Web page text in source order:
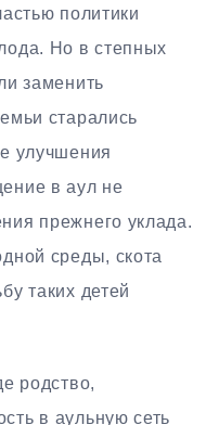
политики
Но в степных
заменить
старались
улучшения
в аул не
прежнего уклада.
среды, скота
таких детей
родство,
в аульную сеть